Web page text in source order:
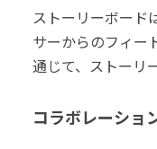
ストーリーボード
サーからのフィー
通じて、ストーリ
コラボレーショ